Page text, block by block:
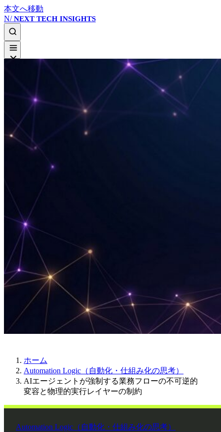
本文へ移動
N/ NEXT TECH INSIGHTS
ホーム
Automation Logic（自動化・仕組み化の思考）
AIエージェントが強制する業務フローの不可逆的
変容と物理的実行レイヤーの制約
Automation Logic（自動化・仕組み化の思考）